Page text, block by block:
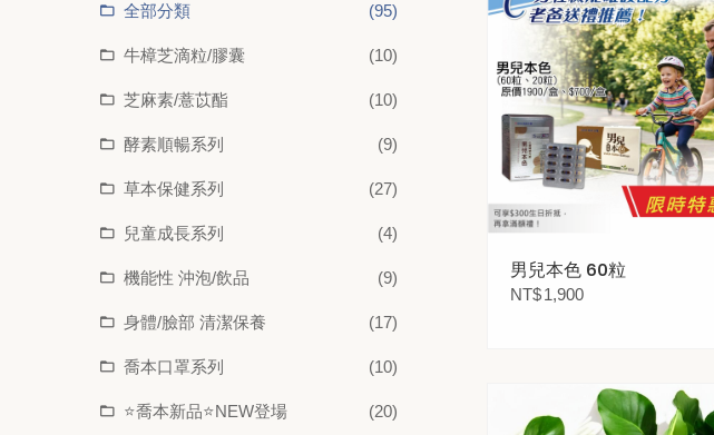
全部分類 (95)
牛樟芝滴粒/膠囊 (10)
芝麻素/薏苡酯 (10)
酵素順暢系列 (9)
草本保健系列 (27)
兒童成長系列 (4)
機能性 沖泡/飲品 (9)
身體/臉部 清潔保養 (17)
喬本口罩系列 (10)
⭐喬本新品⭐NEW登場 (20)
男兒本色 60粒
NT$1,900